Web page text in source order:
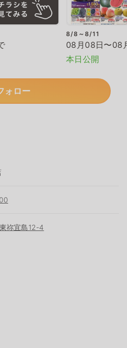
8/8～8/11
08月08日〜08
本日公開
ォロー
祢宜島12-4